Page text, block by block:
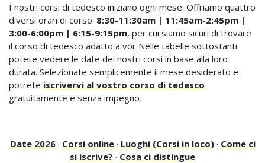
I nostri corsi di tedesco iniziano ogni mese. Offriamo quattro
diversi orari di corso: 8:30-11:30am | 11:45am-2:45pm |
3:00-6:00pm | 6:15-9:15pm, per cui siamo sicuri di trovare
il corso di tedesco adatto a voi. Nelle tabelle sottostanti
potete vedere le date dei nostri corsi in base alla loro
durata. Selezionate semplicemente il mese desiderato e
potrete iscrivervi al vostro corso di tedesco
gratuitamente e senza impegno.
Date 2026· Corsi online· Luoghi (Corsi in loco)· Come ci
si iscrive? · Cosa ci distingue